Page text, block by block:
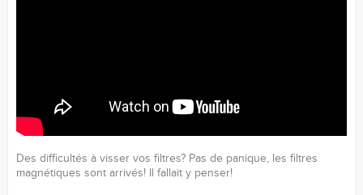
Des difficultés à visser vos filtres? Pas de panique, les filtres
magnétiques sont arrivés! Il fallait y penser!